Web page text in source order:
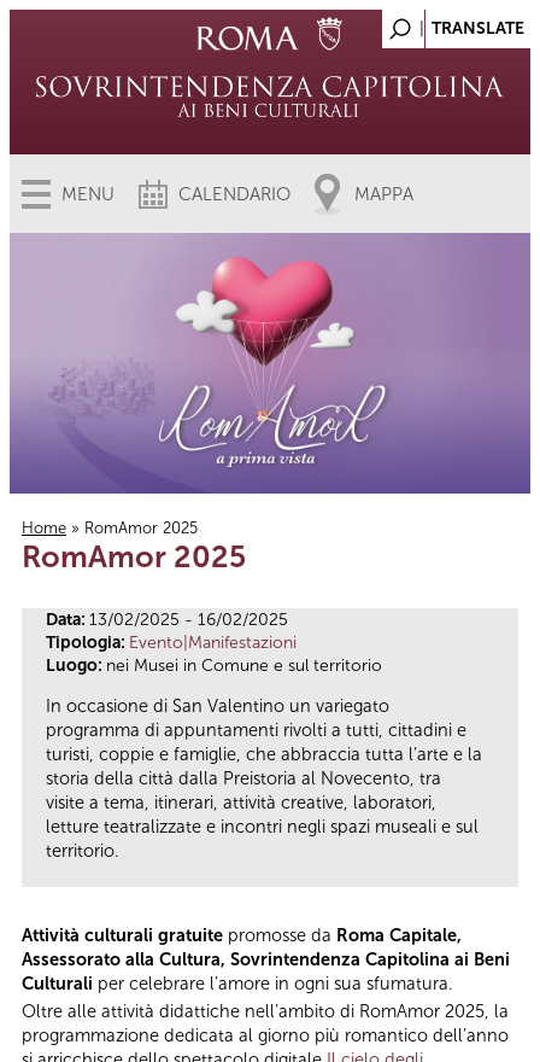
MENU CALENDARIO MAPPA
Tu sei qui
Home » RomAmor 2025
RomAmor 2025
Data: 13/02/2025 - 16/02/2025
Tipologia: Evento|Manifestazioni
Luogo: nei Musei in Comune e sul territorio
In occasione di San Valentino un variegato
programma di appuntamenti rivolti a tutti, cittadini e
turisti, coppie e famiglie, che abbraccia tutta l’arte e la
storia della città dalla Preistoria al Novecento, tra
visite a tema, itinerari, attività creative, laboratori,
letture teatralizzate e incontri negli spazi museali e sul
territorio.
Attività culturali gratuite promosse da Roma Capitale,
Assessorato alla Cultura, Sovrintendenza Capitolina ai Beni
Culturali per celebrare l’amore in ogni sua sfumatura.
Oltre alle attività didattiche nell’ambito di RomAmor 2025, la
programmazione dedicata al giorno più romantico dell’anno